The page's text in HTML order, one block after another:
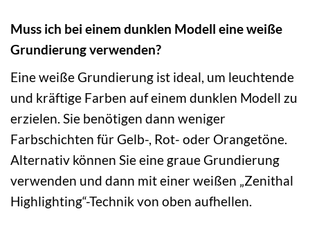
Muss ich bei einem dunklen Modell eine weiße
Grundierung verwenden?
Eine weiße Grundierung ist ideal, um leuchtende
und kräftige Farben auf einem dunklen Modell zu
erzielen. Sie benötigen dann weniger
Farbschichten für Gelb-, Rot- oder Orangetöne.
Alternativ können Sie eine graue Grundierung
verwenden und dann mit einer weißen „Zenithal
Highlighting“-Technik von oben aufhellen.